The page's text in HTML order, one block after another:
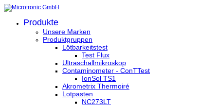
Produkte
Unsere Marken
Produktgruppen
Lötbarkeitstest
Test Flux
Ultraschallmikroskop
Contaminometer - ConTTest
IonSol TS1
Akrometrix Thermoiré
Lotpasten
NC273LT